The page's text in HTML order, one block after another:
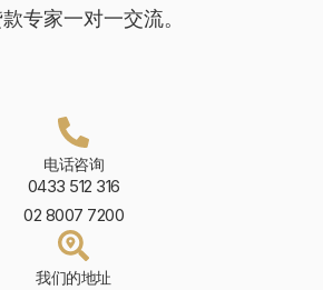
专家一对一交流。
电话咨询
0433 512 316
02 8007 7200
我们的地址